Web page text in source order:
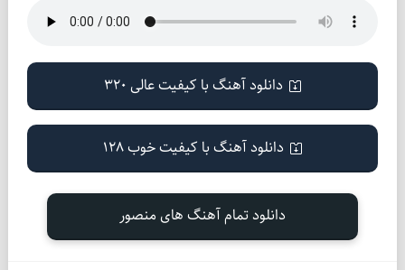
دانلود آهنگ با کیفیت عالی 320
دانلود آهنگ با کیفیت خوب 128
دانلود تمام آهنگ های منصور